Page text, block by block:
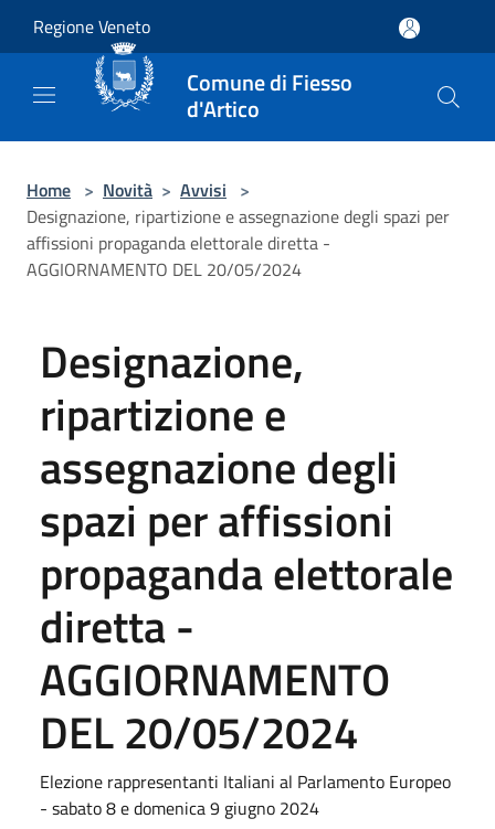
Regione Veneto
Comune di Fiesso
d'Artico
Home > Novità > Avvisi >
Designazione, ripartizione e assegnazione degli spazi per
affissioni propaganda elettorale diretta -
AGGIORNAMENTO DEL 20/05/2024
Designazione,
ripartizione e
assegnazione degli
spazi per affissioni
propaganda elettorale
diretta -
AGGIORNAMENTO
DEL 20/05/2024
Elezione rappresentanti Italiani al Parlamento Europeo
- sabato 8 e domenica 9 giugno 2024